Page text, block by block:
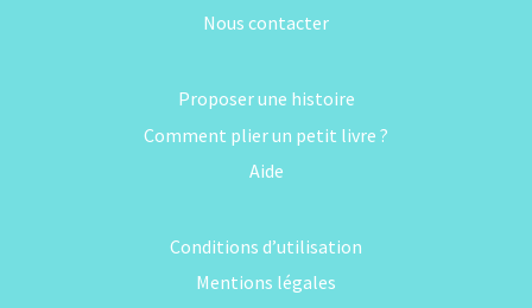
Nous contacter
Proposer une histoire
Comment plier un petit livre ?
Aide
Conditions d’utilisation
Mentions légales